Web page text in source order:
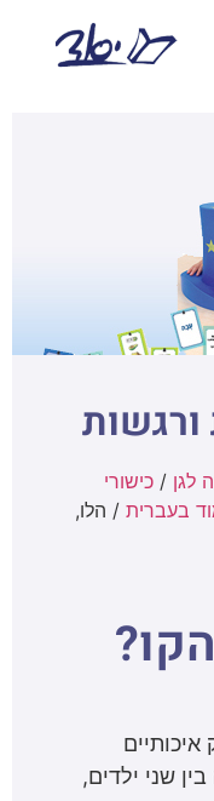
לגן / כישורי
בעברית / הלו,
איכותיים
שני ילדים,